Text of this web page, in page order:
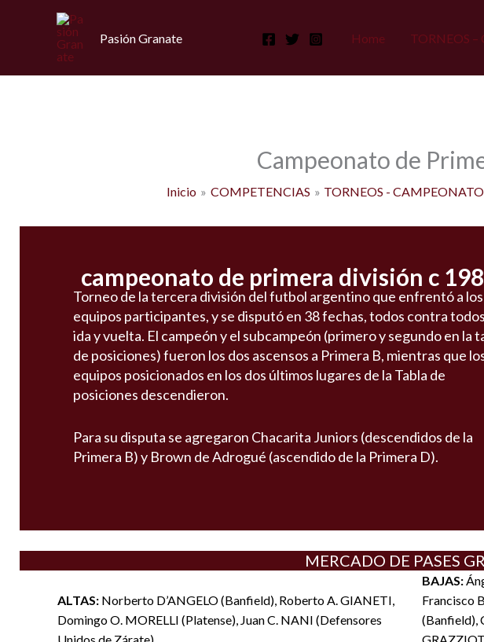
Pasión Granate Home TORNEOS
Campeonato de
Inicio COMPETENCIAS TORNEOS -
campeonato de primera división c
Torneo de la tercera división del futbol argentino que enfrentó a
equipos participantes, y se disputó en 38 fechas, todos contra
ida y vuelta. El campeón y el subcampeón (primero y segundo en la
de posiciones) fueron los dos ascensos a Primera B, mientras que
equipos posicionados en los dos últimos lugares de la Tabla de
posiciones descendieron.
Para su disputa se agregaron Chacarita Juniors (descendidos de la
Primera B) y Brown de Adrogué (ascendido de la Primera D).
MERCADO DE PASES
ALTAS: Norberto D’ANGELO (Banfield), Roberto A. GIANETI,
Domingo O. MORELLI (Platense), Juan C. NANI (Defensores
BAJAS:
Francisco
(Banfield),